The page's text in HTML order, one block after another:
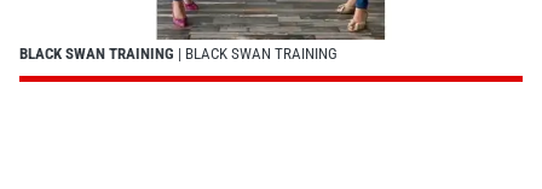
BLACK SWAN TRAINING | BLACK SWAN TRAINING